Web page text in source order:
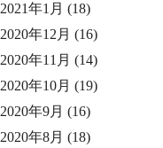
2021年1月 (18)
2020年12月 (16)
2020年11月 (14)
2020年10月 (19)
2020年9月 (16)
2020年8月 (18)